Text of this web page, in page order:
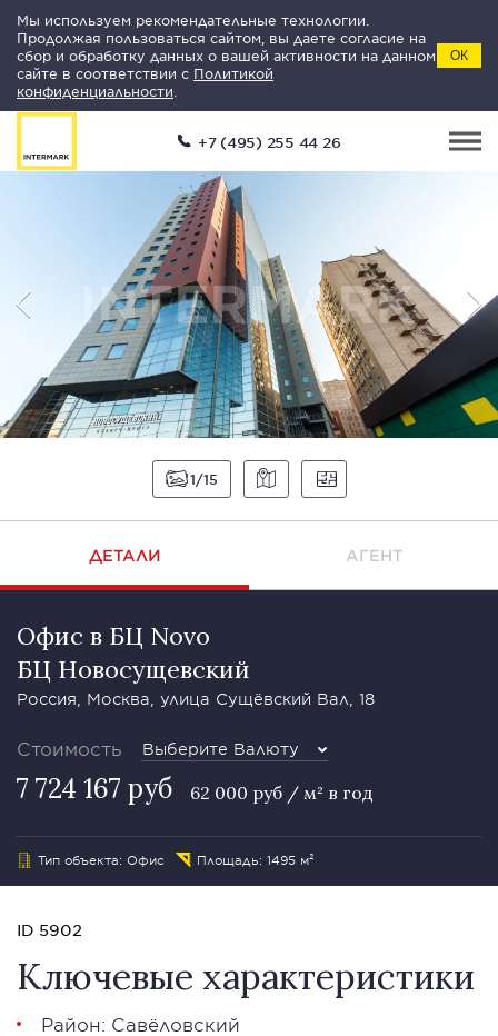
Мы используем рекомендательные технологии.
Продолжая пользоваться сайтом, вы даете согласие на
сбор и обработку данных о вашей активности на данном
сайте в соответствии с Политикой
конфиденциальности
ОК
+7 (495) 255 44 26
1 15
ДЕТАЛИ АГЕНТ
Офис в БЦ Novo
БЦ Новосущевский
Россия, Москва, улица Сущёвский Вал, 18
Стоимость Выберите Валюту
7 724 167 руб 62 000 руб / м² в год
Тип объекта: Офис Площадь: 1495 м²
ID 5902
Ключевые характеристики
Район: Савёловский